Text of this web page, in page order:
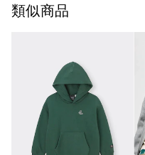
類似商品